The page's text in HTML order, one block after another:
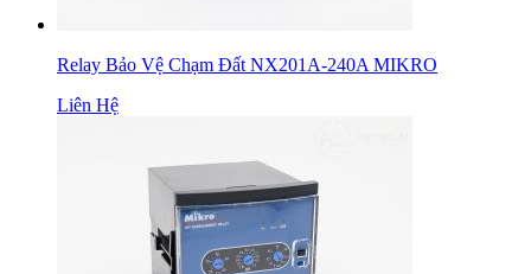
Relay Bảo Vệ Chạm Đất NX201A-240A MIKRO
Liên Hệ